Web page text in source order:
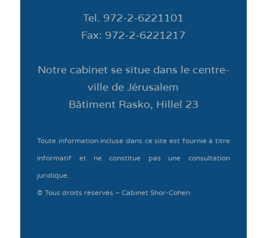
Tel. 972-2-6221101
Fax: 972-2-6221217
Notre cabinet se situe dans le centre-
ville de Jérusalem
Bâtiment Rasko, Hillel 23
Toute information incluse dans ce site est fournie à titre
informatif et ne constitue pas une consultation
juridique.
© Tous droits réservés – Cabinet Shor-Cohen